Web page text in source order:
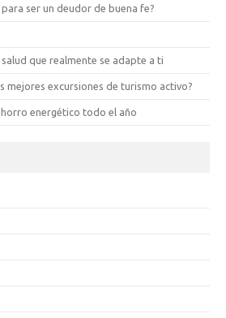
ser un deudor de buena fe?
que realmente se adapte a ti
mejores excursiones de turismo activo?
energético todo el año